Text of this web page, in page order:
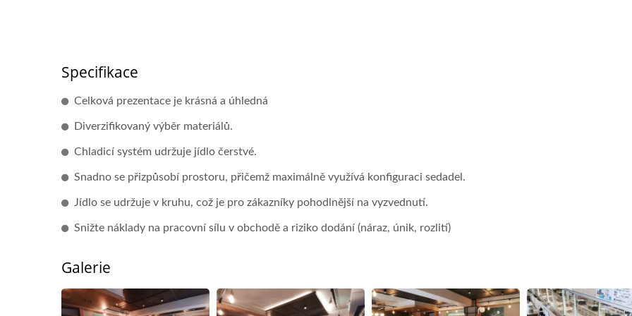
Specifikace
Celková prezentace je krásná a úhledná
Diverzifikovaný výběr materiálů.
Chladicí systém udržuje jídlo čerstvé.
Snadno se přizpůsobí prostoru, přičemž maximálně využívá konfiguraci sedadel.
Jídlo se udržuje v kruhu, což je pro zákazníky pohodlnější na vyzvednutí.
Snižte náklady na pracovní sílu v obchodě a riziko dodání (náraz, únik, rozlití)
GalerieRobot Na Doručování Jídla